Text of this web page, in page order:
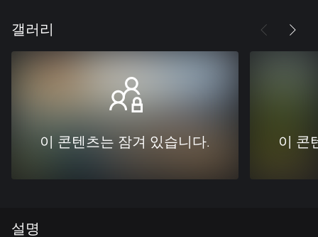
갤러리
이 콘텐츠는 잠겨 있습니다. 이 콘
설명